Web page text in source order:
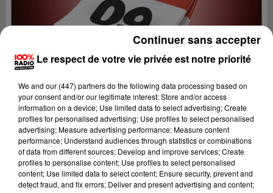
Lecture (1 min 19 sec)
Le respect de votre vie privée est notre priorité
We and our (447) partnersdo the following data processing based on
your consent and/or our legitimate interest: Store and/or access
information on a device; Use limited data to select advertising; Create
profiles for personalised advertising; Use profiles to select personalised
advertising; Measure advertising performance; Measure content
performance; Understand audiences through statistics or combinations
of data from different sources; Develop and improve services; Create
profiles to personalise content; Use profiles to select personalised
content; Use limited data to select content; Ensure security, prevent and
detect fraud, and fix errors; Deliver and present advertising and content;
Continuer sans accepter